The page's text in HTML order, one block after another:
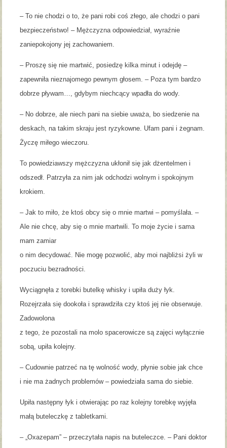
– To nie chodzi o to, że pani robi coś złego, ale chodzi o pani
bezpieczeństwo! – Mężczyzna odpowiedział, wyraźnie
zaniepokojony jej zachowaniem.
– Proszę się nie martwić, posiedzę kilka minut i odejdę –
zapewniła nieznajomego pewnym głosem. – Poza tym bardzo
dobrze pływam…, gdybym niechcący wpadła do wody.
– No dobrze, ale niech pani na siebie uważa, bo siedzenie na
deskach, na takim skraju jest ryzykowne. Ufam pani i żegnam.
Życzę miłego wieczoru.
To powiedziawszy mężczyzna ukłonił się jak dżentelmen i
odszedł. Patrzyła za nim jak odchodzi wolnym i spokojnym
krokiem.
– Jak to miło, że ktoś obcy się o mnie martwi – pomyślała. –
Ale nie chcę, aby się o mnie martwili. To moje życie i sama
mam zamiar
o nim decydować. Nie mogę pozwolić, aby moi najbliżsi żyli w
poczuciu bezradności.
Wyciągnęła z torebki butelkę whisky i upiła duży łyk.
Rozejrzała się dookoła i sprawdziła czy ktoś jej nie obserwuje.
Zadowolona
z tego, że pozostali na molo spacerowicze są zajęci wyłącznie
sobą, upiła kolejny.
– Cudownie patrzeć na tę wolność wody, płynie sobie jak chce
i nie ma żadnych problemów – powiedziała sama do siebie.
Upiła następny łyk i otwierając po raz kolejny torebkę wyjęła
małą buteleczkę z tabletkami.
– „Oxazepam” – przeczytała napis na buteleczce. – Pani doktor